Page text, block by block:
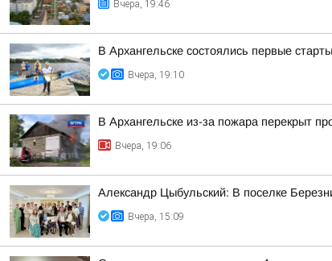
Вчера, 19:46
В Архангельске состоялись первые
Вчера, 19:10
В Архангельске из-за пожара перекрыт
Вчера, 19:06
Александр Цыбульский: В поселке
Вчера, 15:09